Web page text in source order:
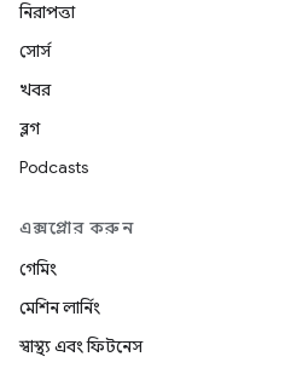
নিরাপত্তা
সোর্স
খবর
ব্লগ
Podcasts
এক্সপ্লোর করুন
গেমিং
মেশিন লার্নিং
স্বাস্থ্য এবং ফিটনেস